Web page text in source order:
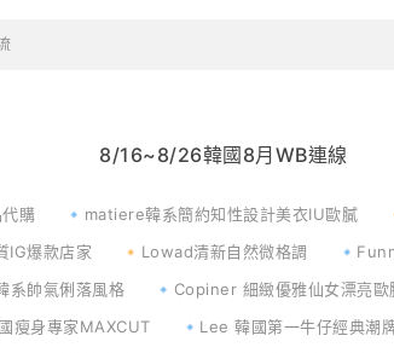
8/16~8/26韓國8月WB連線
購 🔹matiere韓系簡約知性設計美衣IU歐膩
IG爆款店家 🔸Lowad清新自然微格調
帥氣俐落風格 🔹Copiner 細緻優雅仙女漂亮歐
瘦身專家MAXCUT 🔹Lee 韓國第一牛仔經典潮